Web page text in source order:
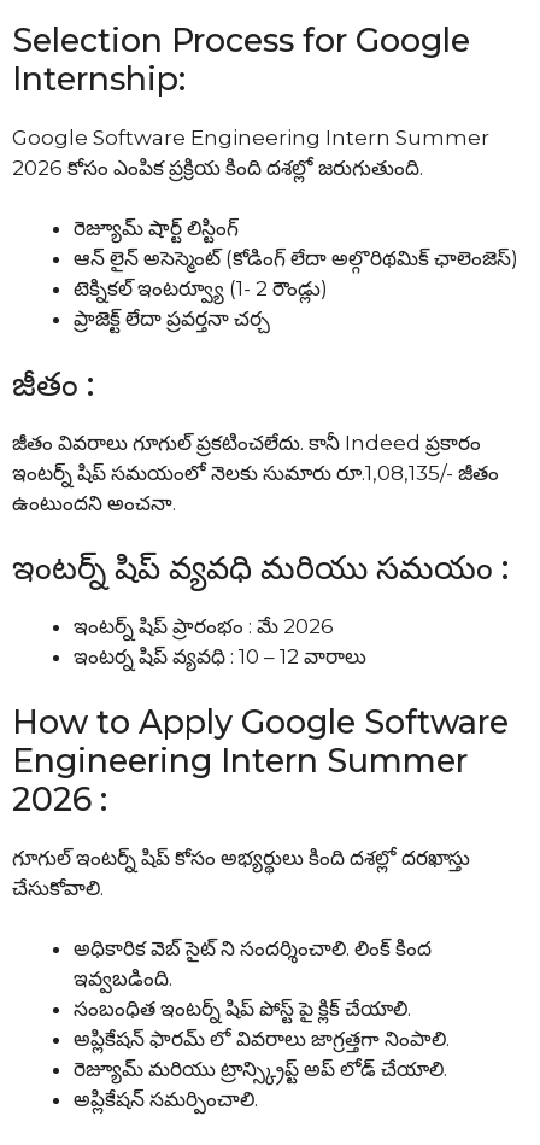
Selection Process for Google
Internship:
Google Software Engineering Intern Summer
2026 కోసం ఎంపిక ప్రక్రియ కింది దశల్లో జరుగుతుంది.
రెజ్యూమ్ షార్ట్ లిస్టింగ్
ఆన్ లైన్ అసెస్మెంట్ (కోడింగ్ లేదా అల్గొరిథమిక్ ఛాలెంజెస్)
టెక్నికల్ ఇంటర్వ్యూ (1- 2 రౌండ్లు)
ప్రాజెక్ట్ లేదా ప్రవర్తనా చర్చ
జీతం :
జీతం వివరాలు గూగుల్ ప్రకటించలేదు. కానీ Indeed ప్రకారం
ఇంటర్న్ షిప్ సమయంలో నెలకు సుమారు రూ.1,08,135/- జీతం
ఉంటుందని అంచనా.
ఇంటర్న్ షిప్ వ్యవధి మరియు సమయం :
ఇంటర్న్ షిప్ ప్రారంభం : మే 2026
ఇంటర్న షిప్ వ్యవధి : 10 – 12 వారాలు
How to Apply Google Software
Engineering Intern Summer
2026 :
గూగుల్ ఇంటర్న్ షిప్ కోసం అభ్యర్థులు కింది దశల్లో దరఖాస్తు
చేసుకోవాలి.
అధికారిక వెబ్ సైట్ ని సందర్శించాలి. లింక్ కింద
ఇవ్వబడింది.
సంబంధిత ఇంటర్న్ షిప్ పోస్ట్ పై క్లిక్ చేయాలి.
అప్లికేషన్ ఫారమ్ లో వివరాలు జాగ్రత్తగా నింపాలి.
రెజ్యూమ్ మరియు ట్రాన్స్క్రిప్ట్ అప్ లోడ్ చేయాలి.
అప్లికేషన్ సమర్పించాలి.